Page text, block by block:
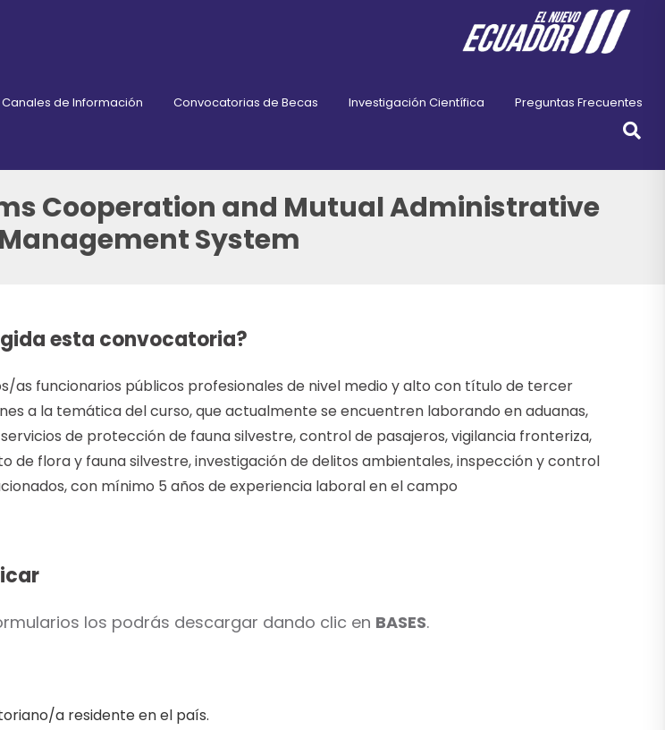
Canales de Información Convocatorias de Becas Investigación Científica Preguntas Frecuentes
Cooperation and Mutual Administrative
System
esta convocatoria?
as funcionarios públicos profesionales de nivel medio y alto con título de tercer
a la temática del curso, que actualmente se encuentren laborando en aduanas,
de protección de fauna silvestre, control de pasajeros, vigilancia fronteriza,
de flora y fauna silvestre, investigación de delitos ambientales, inspección y control
con mínimo 5 años de experiencia laboral en el campo
los podrás descargar dando clic en BASES.
a residente en el país.